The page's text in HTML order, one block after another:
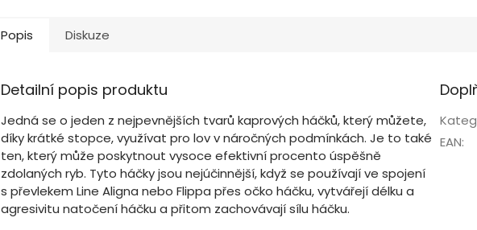
Popis Diskuze
Detailní popis produktu
Jedná se o jeden z nejpevnějších tvarů kaprových háčků, který můžete,
díky krátké stopce, využívat pro lov v náročných podmínkách. Je to také
ten, který může poskytnout vysoce efektivní procento úspěšně
zdolaných ryb. Tyto háčky jsou nejúčinnější, když se používají ve spojení
s převlekem Line Aligna nebo Flippa přes očko háčku, vytvářejí délku a
agresivitu natočení háčku a přitom zachovávají sílu háčku.
EAN: